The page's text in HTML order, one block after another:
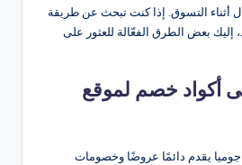
أثناء التسوق. إذا كنت تبحث عن طريقة
إليك بعض الطرق الفعّالة للعثور على
أكواد خصم لموقع
جوميا يقدم دائمًا عروضًا وخصومات